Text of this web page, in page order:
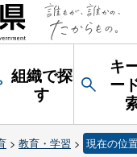
組織で探
す
キ
ー
> 教育・学習 > 現在の位